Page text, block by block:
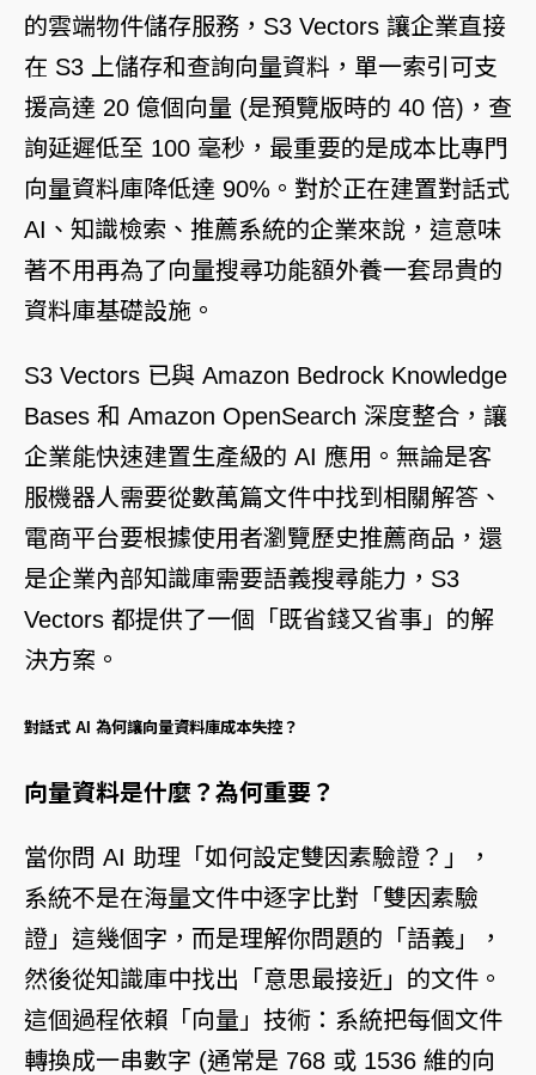
的雲端物件儲存服務，S3 Vectors 讓企業直接
在 S3 上儲存和查詢向量資料，單一索引可支
援高達 20 億個向量 (是預覽版時的 40 倍)，查
詢延遲低至 100 毫秒，最重要的是成本比專門
向量資料庫降低達 90%。對於正在建置對話式
AI、知識檢索、推薦系統的企業來說，這意味
著不用再為了向量搜尋功能額外養一套昂貴的
資料庫基礎設施。
S3 Vectors 已與 Amazon Bedrock Knowledge
Bases 和 Amazon OpenSearch 深度整合，讓
企業能快速建置生產級的 AI 應用。無論是客
服機器人需要從數萬篇文件中找到相關解答、
電商平台要根據使用者瀏覽歷史推薦商品，還
是企業內部知識庫需要語義搜尋能力，S3
Vectors 都提供了一個「既省錢又省事」的解
決方案。
對話式 AI 為何讓向量資料庫成本失控？
向量資料是什麼？為何重要？
當你問 AI 助理「如何設定雙因素驗證？」，
系統不是在海量文件中逐字比對「雙因素驗
證」這幾個字，而是理解你問題的「語義」，
然後從知識庫中找出「意思最接近」的文件。
這個過程依賴「向量」技術：系統把每個文件
轉換成一串數字 (通常是 768 或 1536 維的向